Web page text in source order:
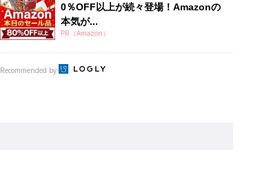
0％OFF以上が続々登場！Amazonの
本気が...
PR（Amazon）
Recommended by